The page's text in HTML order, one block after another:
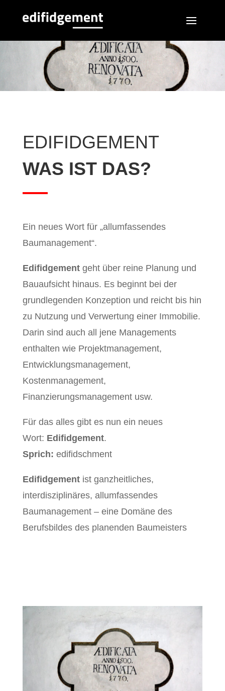
EDIFIDGEMENT
WAS IST DAS?
Ein neues Wort für „allumfassendes
Baumanagement“.
Edifidgementgeht über reine Planung und
Bauaufsicht hinaus. Es beginnt bei der
grundlegenden Konzeption und reicht bis hin
zu Nutzung und Verwertung einer Immobilie.
Darin sind auch all jene Managements
enthalten wie Projektmanagement,
Entwicklungsmanagement,
Kostenmanagement,
Finanzierungsmanagement usw.
Für das alles gibt es nun ein neues
Wort: Edifidgement.
Sprich: edifidschment
Edifidgementist ganzheitliches,
interdisziplinäres, allumfassendes
Baumanagement – eine Domäne des
Berufsbildes des planenden Baumeisters